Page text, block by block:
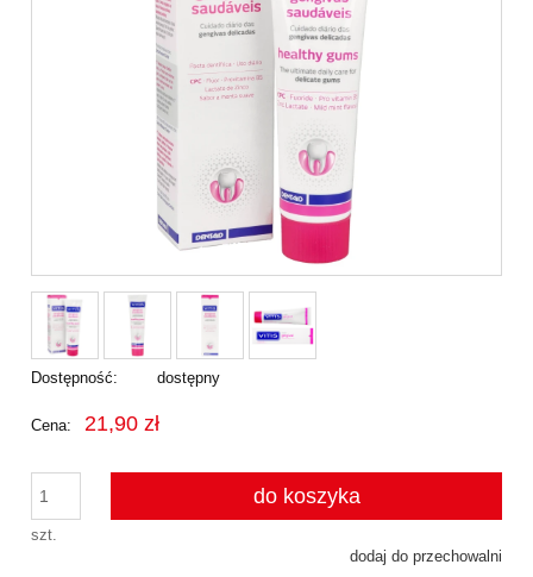
Dostępność: dostępny
Cena: 21,90 zł
szt.
do koszyka
dodaj do przechowalni